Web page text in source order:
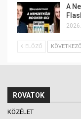
A
ELŐZŐ KÖVETKEZŐ
ROVATOK
KÖZÉLET